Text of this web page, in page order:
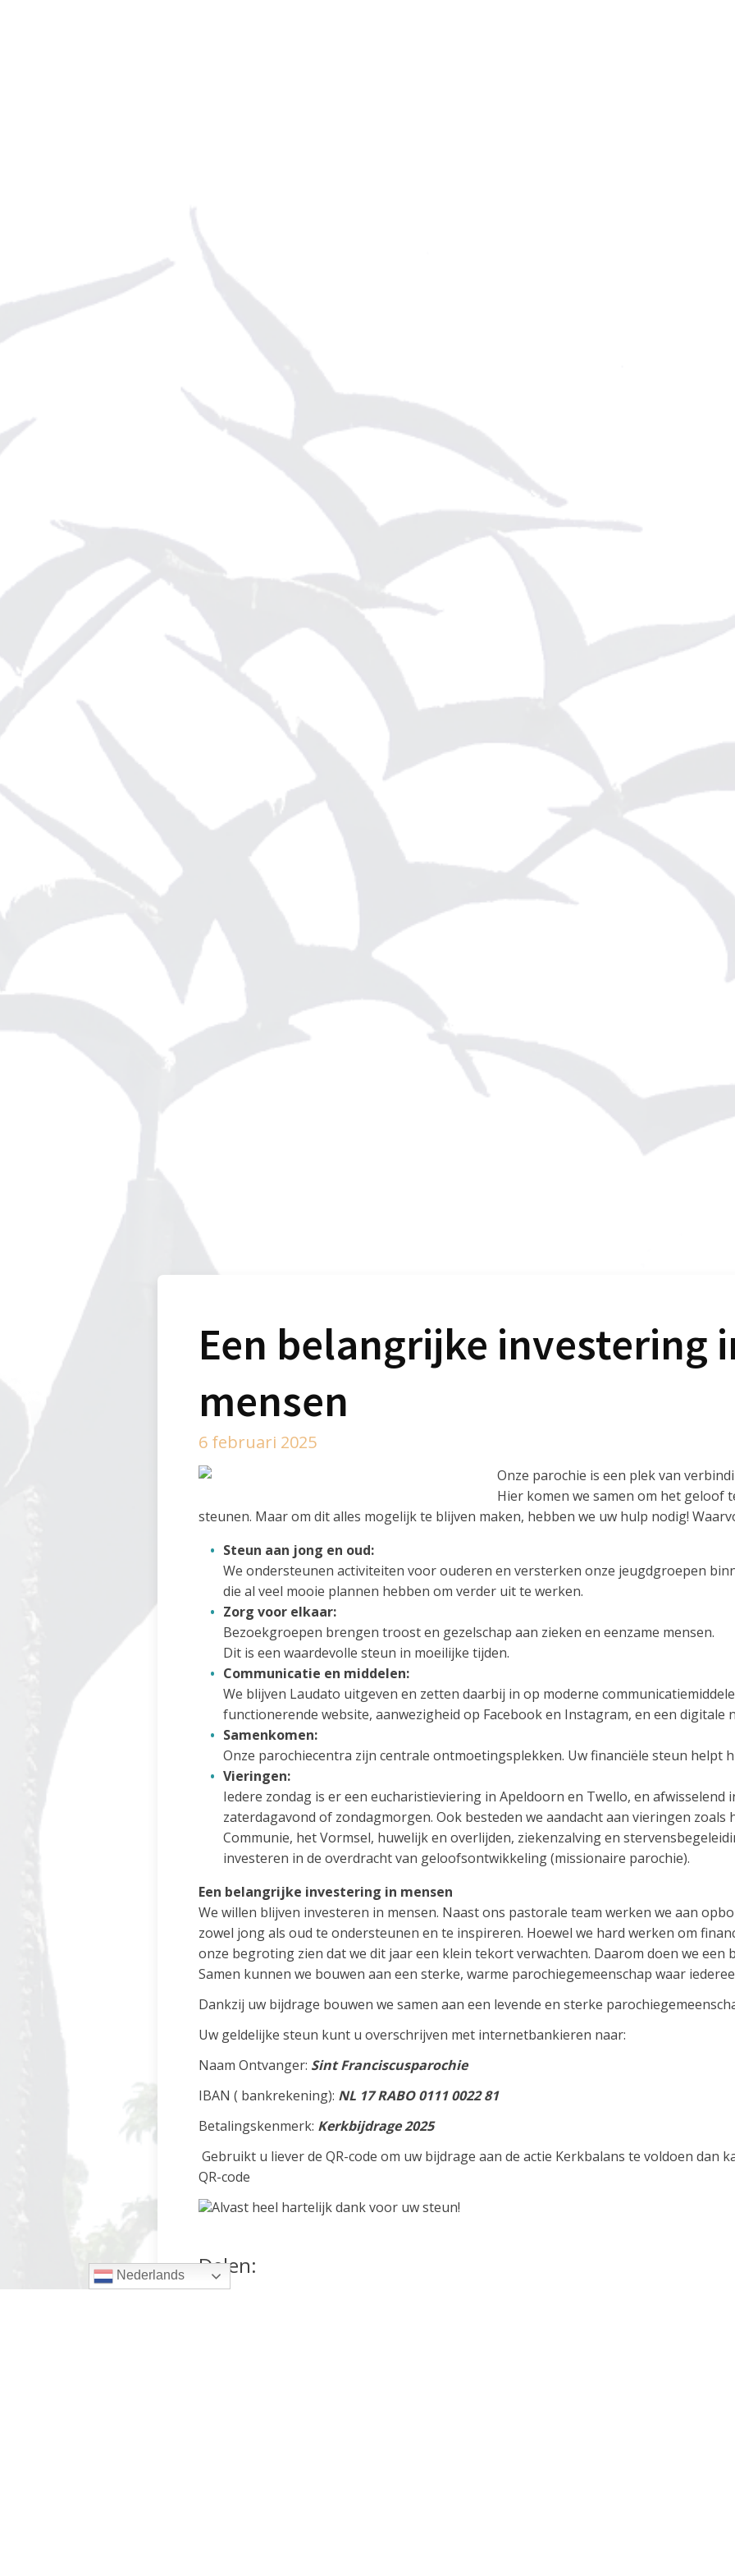
Een belangrijke investering
mensen
6 februari 2025
Onze parochie is een plek van
Hier komen we samen om het geloof
steunen. Maar om dit alles mogelijk te blijven maken, hebben we uw hulp nodig!
Steun aan jong en oud:
We ondersteunen activiteiten voor ouderen en versterken onze jeugdgroepen
die al veel mooie plannen hebben om verder uit te werken.
Zorg voor elkaar:
Bezoekgroepen brengen troost en gezelschap aan zieken en eenzame mensen.
Dit is een waardevolle steun in moeilijke tijden.
Communicatie en middelen:
We blijven Laudato uitgeven en zetten daarbij in op moderne
functionerende website, aanwezigheid op Facebook en Instagram, en een digitale
Samenkomen:
Onze parochiecentra zijn centrale ontmoetingsplekken. Uw financiële steun helpt
Vieringen:
Iedere zondag is er een eucharistieviering in Apeldoorn en Twello, en afwisselend
zaterdagavond of zondagmorgen. Ook besteden we aandacht aan vieringen zoals
Communie, het Vormsel, huwelijk en overlijden, ziekenzalving en
investeren in de overdracht van geloofsontwikkeling (missionaire parochie).
Een belangrijke investering in mensen
We willen blijven investeren in mensen. Naast ons pastorale team werken we aan
zowel jong als oud te ondersteunen en te inspireren. Hoewel we hard werken om
onze begroting zien dat we dit jaar een klein tekort verwachten. Daarom doen we een
Samen kunnen we bouwen aan een sterke, warme parochiegemeenschap waar
Dankzij uw bijdrage bouwen we samen aan een levende en sterke
Uw geldelijke steun kunt u overschrijven met internetbankieren naar:
Naam Ontvanger: Sint Franciscusparochie
IBAN ( bankrekening): NL 17 RABO 0111 0022 81
Betalingskenmerk: Kerkbijdrage 2025
Gebruikt u liever de QR-code om uw bijdrage aan de actie Kerkbalans te voldoen dan
QR-code
Alvast heel hartelijk dank voor uw steun!
Delen:
Nederlands